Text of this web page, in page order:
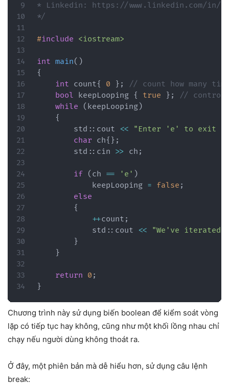
* Linkedin: https://www.linkedin.com/in/
*/
#include <iostream>
int main( )
{
int count{ 0 } ;
// count how many
bool keepLooping { true } ;
// controls
while
( keepLooping)
{
        std
:: cout <<
"Enter 'e' to exit
char ch{ } ;
        std
:: cin >> ch ;
if ( ch == 'e' )
            keepLooping
= false ;
else
{
++count ;
            std
:: cout <<
"We've iterated
}
}
return 0 ;
}
Chương trình này sử dụng biến boolean để kiểm soát vòng
lặp có tiếp tục hay không, cũng như một khối lồng nhau chỉ
chạy nếu người dùng không thoát ra.
Ở đây, một phiên bản mà dễ hiểu hơn, sử dụng câu lệnh
break: